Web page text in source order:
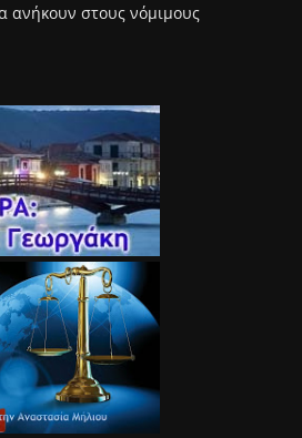
ανήκουν στους νόμιμους